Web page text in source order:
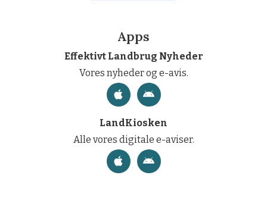
Apps
Effektivt Landbrug Nyheder
Vores nyheder og e-avis.
LandKiosken
Alle vores digitale e-aviser.